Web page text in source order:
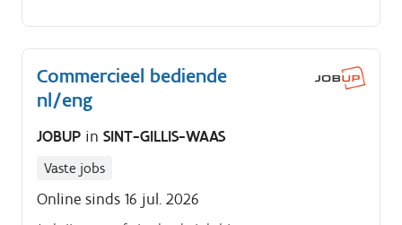
Commercieel bediende
nl/eng
JOBUP in SINT-GILLIS-WAAS
Vaste jobs
Online sinds 16 jul. 2026